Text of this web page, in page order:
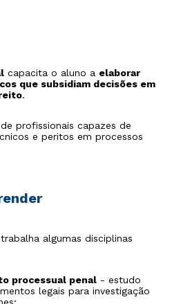
capacita o aluno a elaborar
que subsidiam decisões em
.
profissionais capazes de
e peritos em processos
algumas disciplinas
processual penal - estudo
legais para investigação